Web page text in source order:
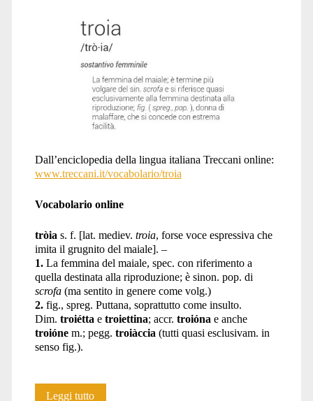
specisti</span>
Dall’enciclopedia della lingua italiana Treccani online:
www.treccani.it/vocabolario/troia
Vocabolario online
tròia s. f. [lat. mediev. troia, forse voce espressiva che
imita il grugnito del maiale]. –
1.La femmina del maiale, spec. con riferimento a
quella destinata alla riproduzione; è sinon. pop. di
scrofa(ma sentito in genere come volg.)
2.fig., spreg. Puttana, soprattutto come insulto.
Dim. troiétta e troiettina; accr. troióna e anche
troiónem.; pegg. troiàccia (tutti quasi esclusivam. in
senso fig.).
Leggi tuttoTroia